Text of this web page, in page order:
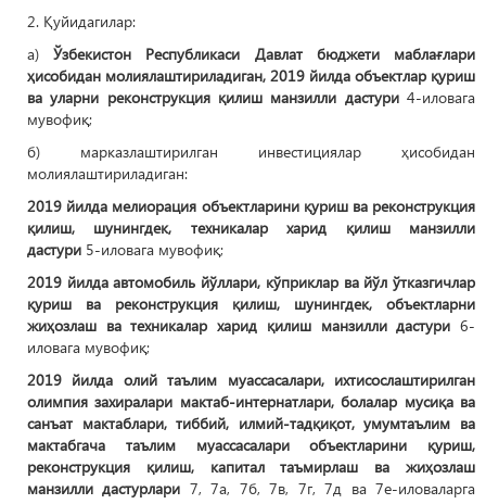
2. Қуйидагилар:
а)Ўзбекистон Республикаси Давлат бюджети маблағлари
ҳисобидан молиялаштириладиган, 2019 йилда объектлар қуриш
ва уларни реконструкция қилиш манзилли дастури 4-иловага
мувофиқ;
б) марказлаштирилган инвестициялар ҳисобидан
молиялаштириладиган:
2019 йилда мелиорация объектларини қуриш ва реконструкция
қилиш, шунингдек, техникалар харид қилиш манзилли
дастури 5-иловага мувофиқ;
2019 йилда автомобиль йўллари, кўприклар ва йўл ўтказгичлар
қуриш ва реконструкция қилиш, шунингдек, объектларни
жиҳозлаш ва техникалар харид қилиш манзилли дастури 6-
иловага мувофиқ;
2019 йилда олий таълим муассасалари, ихтисослаштирилган
олимпия захиралари мактаб-интернатлари, болалар мусиқа ва
санъат мактаблари, тиббий, илмий-тадқиқот, умумтаълим ва
мактабгача таълим муассасалари объектларини қуриш,
реконструкция қилиш, капитал таъмирлаш ва жиҳозлаш
манзилли дастурлари 7, 7а, 7б, 7в, 7г, 7д ва 7е-иловаларга